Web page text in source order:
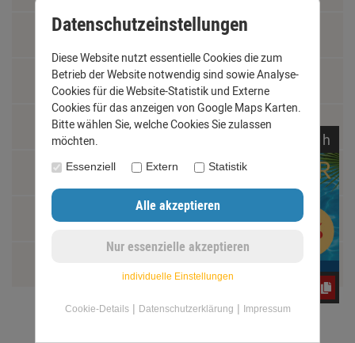
Vertrag widerrufen
Materialkunde
Fachbegriffe
Jobs
Montage und Installationshilfen
h
Datenschutzeinstellungen
Diese Website nutzt essentielle Cookies die zum
Betrieb der Website notwendig sind sowie Analyse-
Cookies für die Website-Statistik und Externe
Cookies für das anzeigen von Google Maps Karten.
Bitte wählen Sie, welche Cookies Sie zulassen
möchten.
Essenziell Extern Statistik
individuelle Einstellungen
Cookie-Details| Datenschutzerklärung | Impressum